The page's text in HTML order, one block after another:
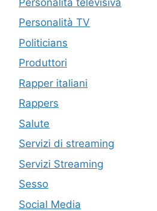
Personalità TV
Politicians
Produttori
Rapper italiani
Rappers
Salute
Servizi di streaming
Servizi Streaming
Sesso
Social Media